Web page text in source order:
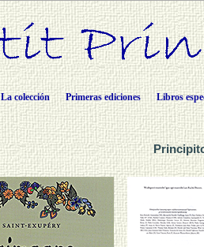
La colección Primeras ediciones Libros